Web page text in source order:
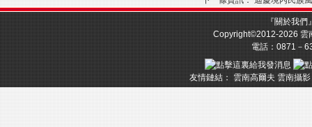
『關於我們
Copyright©2012-2026雲
電話：0871－
友情鏈結：雲南高爾夫 雲南攝影